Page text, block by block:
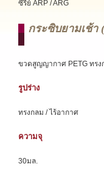
ซีรีย์ ARP / ARG
กระซิบยามเช้า
ขวดสูญญากาศ PETG ทร
รูปร่าง
ทรงกลม / ไร้อากาศ
ความจุ
30มล.